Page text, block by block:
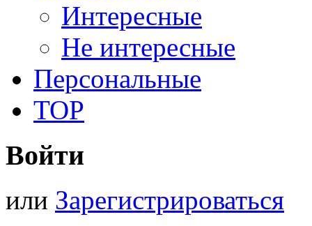
Интересные
Не интересные
Персональные
TOP
Войти
или Зарегистрироваться